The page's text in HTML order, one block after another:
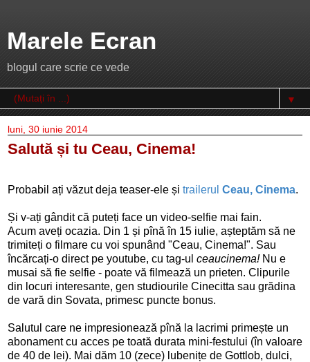
Marele Ecran
blogul care scrie ce vede
▼
luni, 30 iunie 2014
Salută și tu Ceau, Cinema!
Probabil ați văzut deja teaser-ele și trailerul Ceau, Cinema.
Și v-ați gândit că puteți face un video-selfie mai fain.
Acum aveți ocazia. Din 1 și pînă în 15 iulie, așteptăm să ne
trimiteți o filmare cu voi spunând "Ceau, Cinema!". Sau
încărcați-o direct pe youtube, cu tag-ul ceaucinema!Nu e
musai să fie selfie - poate vă filmează un prieten. Clipurile
din locuri interesante, gen studiourile Cinecitta sau grădina
de vară din Sovata, primesc puncte bonus.
Salutul care ne impresionează pînă la lacrimi primește un
abonament cu acces pe toată durata mini-festului (în valoare
de 40 de lei). Mai dăm 10 (zece) lubenițe de Gottlob, dulci,